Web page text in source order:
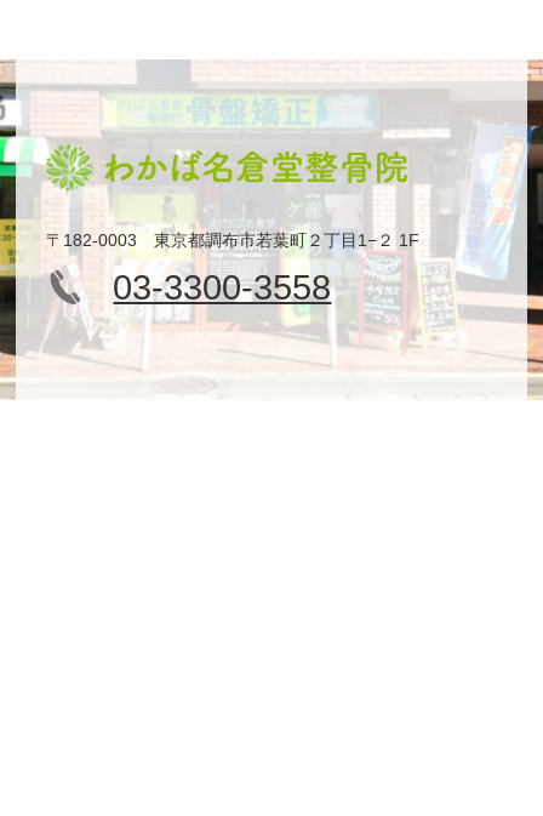
〒182-0003 東京都調布市若葉町２丁目1−２ 1F
03-3300-3558